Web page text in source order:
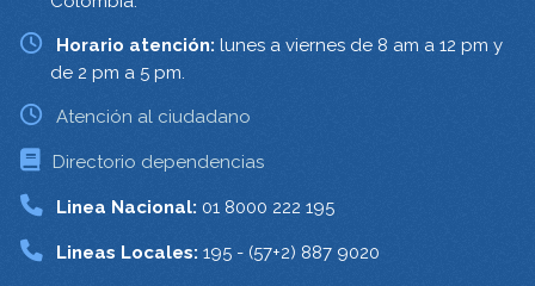
Horario atención: lunes a viernes de 8 am a 12 pm y
de 2 pm a 5 pm.
Atención al ciudadano
Directorio dependencias
Linea Nacional: 01 8000 222 195
Lineas Locales: 195 - (57+2) 887 9020